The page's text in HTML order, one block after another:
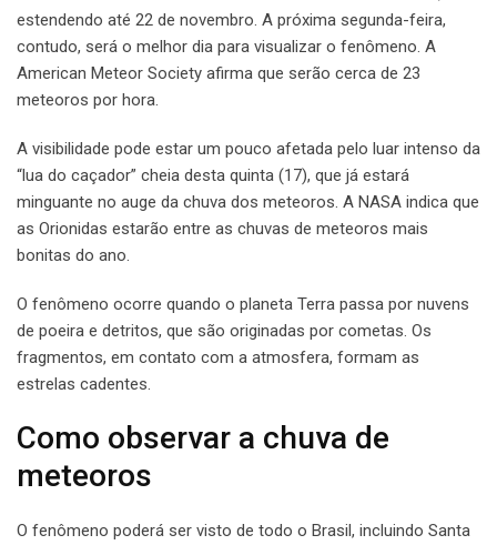
estendendo até 22 de novembro. A próxima segunda-feira,
contudo, será o melhor dia para visualizar o fenômeno. A
American Meteor Society afirma que serão cerca de 23
meteoros por hora.
A visibilidade pode estar um pouco afetada pelo luar intenso da
“lua do caçador” cheia desta quinta (17), que já estará
minguante no auge da chuva dos meteoros. A NASA indica que
as Orionidas estarão entre as chuvas de meteoros mais
bonitas do ano.
O fenômeno ocorre quando o planeta Terra passa por nuvens
de poeira e detritos, que são originadas por cometas. Os
fragmentos, em contato com a atmosfera, formam as
estrelas cadentes.
Como observar a chuva de
meteoros
O fenômeno poderá ser visto de todo o Brasil, incluindo Santa